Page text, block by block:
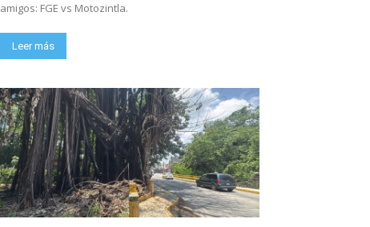
amigos: FGE vs Motozintla.
Leer más